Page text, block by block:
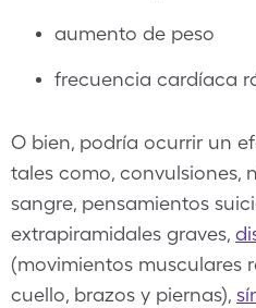
aumento de peso
frecuencia cardíaca
O bien, podría ocurrir un
tales como, convulsiones,
sangre, pensamientos
extrapiramidales graves,
(movimientos musculares
cuello, brazos y piernas),